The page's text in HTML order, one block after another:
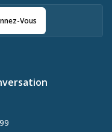
Vous